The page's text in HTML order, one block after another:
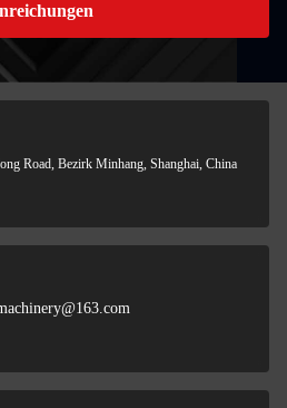
Road, Bezirk Minhang, Shanghai, China